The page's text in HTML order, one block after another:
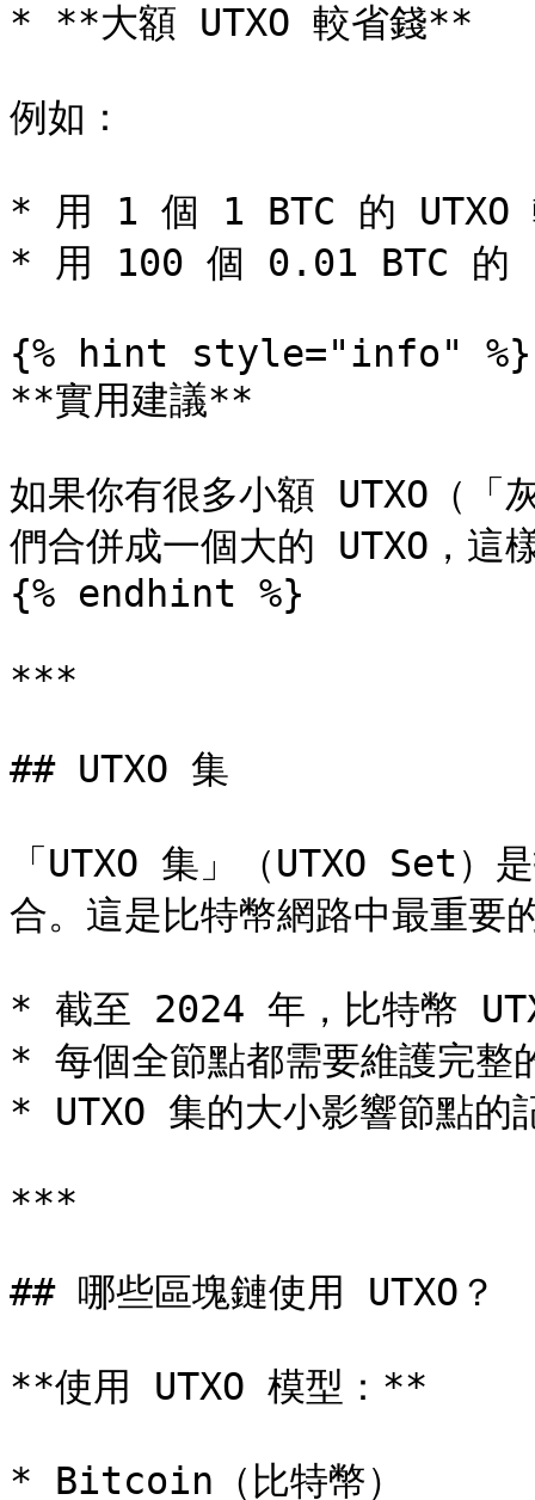
* **大額 UTXO 較省錢**
例如：
* 用 1 個 1 BTC 的 UTXO
* 用 100 個 0.01 BTC 的
{% hint style="info" %}
**實用建議**
如果你有很多小額 UTXO（「
們合併成一個大的 UTXO，這
{% endhint %}
***
## UTXO 集
「UTXO 集」（UTXO Set）
合。這是比特幣網路中最重要
* 截至 2024 年，比特幣
* 每個全節點都需要維護完整
* UTXO 集的大小影響節點的
***
## 哪些區塊鏈使用 UTXO？
**使用 UTXO 模型：**
* Bitcoin（比特幣）